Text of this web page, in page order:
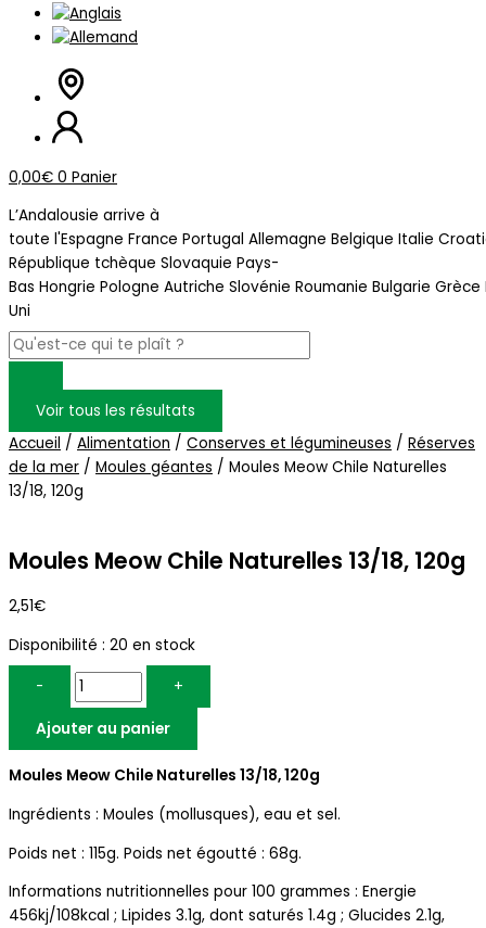
0,00€ 0 Panier
L’Andalousie arrive à
toute l'Espagne France Portugal Allemagne Belgique Italie
République tchèque Slovaquie Pays-
Bas Hongrie Pologne Autriche Slovénie Roumanie Bulgarie
Uni
Voir tous les résultats
Accueil / Alimentation / Conserves et légumineuses / Réserves
de la mer / Moules géantes / Moules Meow Chile Naturelles
13/18, 120g
Moules Meow Chile Naturelles 13/18, 120g
2,51€
Disponibilité : 20 en stock
-
+
Ajouter au panier
Moules Meow Chile Naturelles 13/18, 120g
Ingrédients : Moules (mollusques), eau et sel.
Poids net : 115g. Poids net égoutté : 68g.
Informations nutritionnelles pour 100 grammes : Energie
456kj/108kcal ; Lipides 3.1g, dont saturés 1.4g ; Glucides 2.1g,